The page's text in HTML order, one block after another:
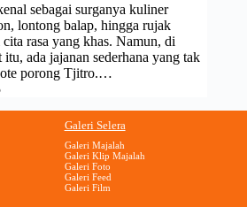
sebagai surganya kuliner
lontong balap, hingga rujak
rasa yang khas. Namun, di
ada jajanan sederhana yang tak
ote porong Tjitro.…
Galeri Selera
Galeri Majalah
Galeri Klip Majalah
Galeri Foto
Galeri Feed
Galeri Film